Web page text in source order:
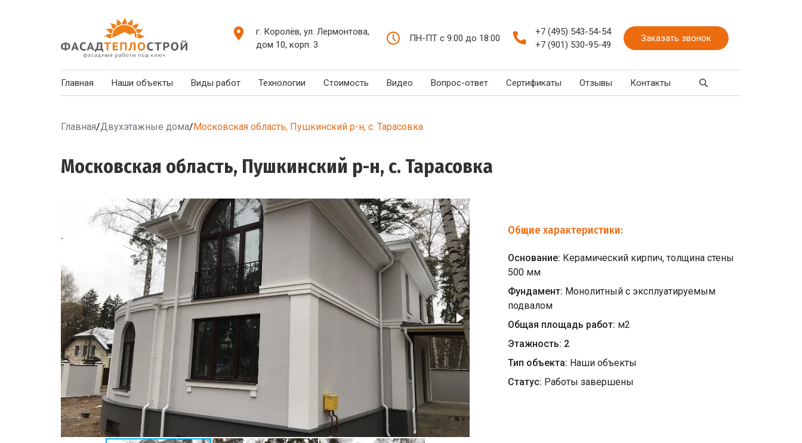
г. Королёв, ул. Лермонтова,
дом 10, корп. 3
ПН-ПТ с 9:00 до 18:00
+7 (495) 543-54-54
+7 (901) 530-95-49
Заказать звонок
Главная Наши объекты Виды работ Технологии Стоимость Видео Вопрос-ответ Сертификаты Отзывы Контакты
Главная/Двухэтажные дома/Московская область, Пушкинский р-н, с. Тарасовка
Московская область, Пушкинский р-н, с. Тарасовка
Общие характеристики:
Основание: Керамический кирпич, толщина стены
500 мм
Фундамент: Монолитный с эксплуатируемым
подвалом
Общая площадь работ: м2
Этажность: 2
Тип объекта: Наши объекты
Статус: Работы завершены